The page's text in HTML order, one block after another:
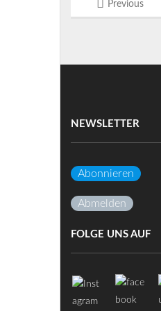
Previous
NEWSLETTER
Abonnieren
Abmelden
FOLGE UNS AUF